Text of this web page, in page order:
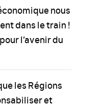
nous
dans le train !
l’avenir du
les Régions
et